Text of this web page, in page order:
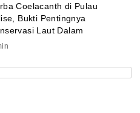
Coelacanth di Pulau
Bukti Pentingnya
Laut Dalam